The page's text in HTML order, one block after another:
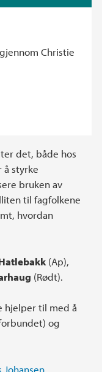
Christie
det, både hos
å styrke
bruken av
til fagfolkene
hvordan
(Ap),
(Rødt).
hjelper til med å
og
Johansen